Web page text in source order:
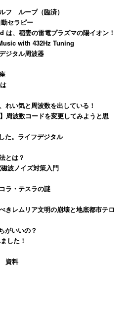
フ ループ（臨済）
セラピー
は、稲妻の雷電プラズマの陽イオン！
with 432Hz Tuning
ジタル周波器
れい気と周波数を出している！
周波数コードを変更してみようと思
。ライフデジタル
とは？
波ノイズ対策入門
ラ・テスラの謎
きレムリア文明の崩壊と地底都市テロ
がいいの？
した！
資料